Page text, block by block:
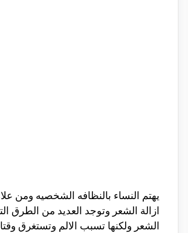
يهتم النساء بالنظافه الشخصيه ومن
ازالة الشعر وتوجد العديد من الطرق
الشعر ولكنها تسبب الالم وتستغرق